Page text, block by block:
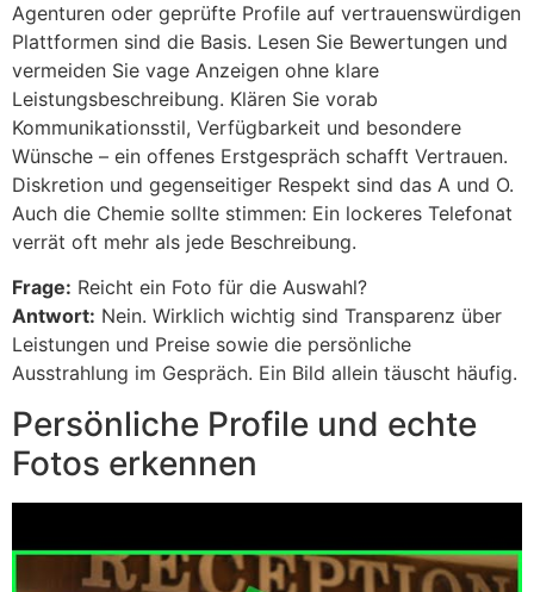
Agenturen oder geprüfte Profile auf vertrauenswürdigen
Plattformen sind die Basis. Lesen Sie Bewertungen und
vermeiden Sie vage Anzeigen ohne klare
Leistungsbeschreibung. Klären Sie vorab
Kommunikationsstil, Verfügbarkeit und besondere
Wünsche – ein offenes Erstgespräch schafft Vertrauen.
Diskretion und gegenseitiger Respekt sind das A und O.
Auch die Chemie sollte stimmen: Ein lockeres Telefonat
verrät oft mehr als jede Beschreibung.
Frage: Reicht ein Foto für die Auswahl?
Antwort: Nein. Wirklich wichtig sind Transparenz über
Leistungen und Preise sowie die persönliche
Ausstrahlung im Gespräch. Ein Bild allein täuscht häufig.
Persönliche Profile und echte
Fotos erkennen